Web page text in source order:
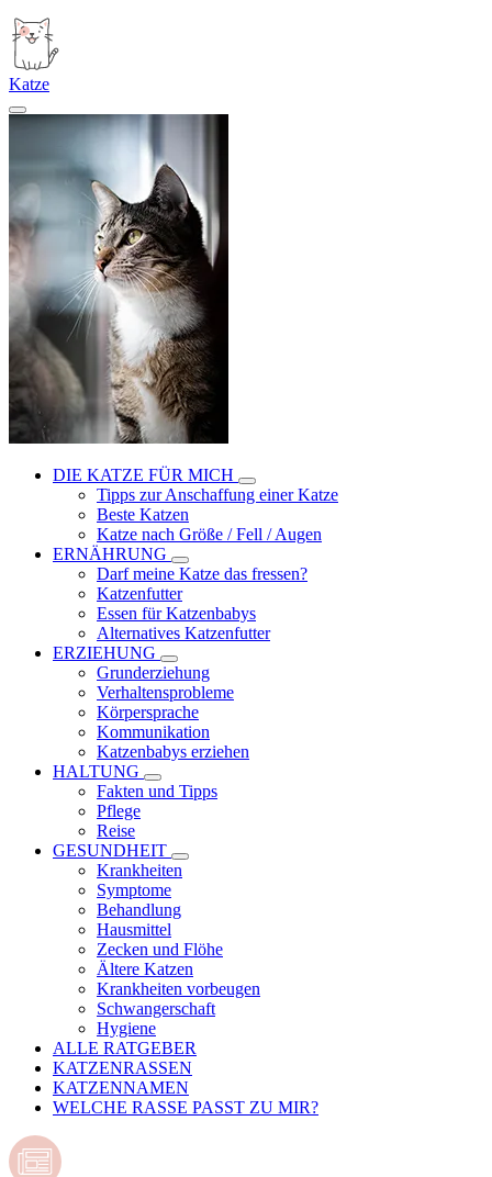
Katze
DIE KATZE FÜR MICH
Tipps zur Anschaffung einer Katze
Beste Katzen
Katze nach Größe / Fell / Augen
ERNÄHRUNG
Darf meine Katze das fressen?
Katzenfutter
Essen für Katzenbabys
Alternatives Katzenfutter
ERZIEHUNG
Grunderziehung
Verhaltensprobleme
Körpersprache
Kommunikation
Katzenbabys erziehen
HALTUNG
Fakten und Tipps
Pflege
Reise
GESUNDHEIT
Krankheiten
Symptome
Behandlung
Hausmittel
Zecken und Flöhe
Ältere Katzen
Krankheiten vorbeugen
Schwangerschaft
Hygiene
ALLE RATGEBER
KATZENRASSEN
KATZENNAMEN
WELCHE RASSE PASST ZU MIR?